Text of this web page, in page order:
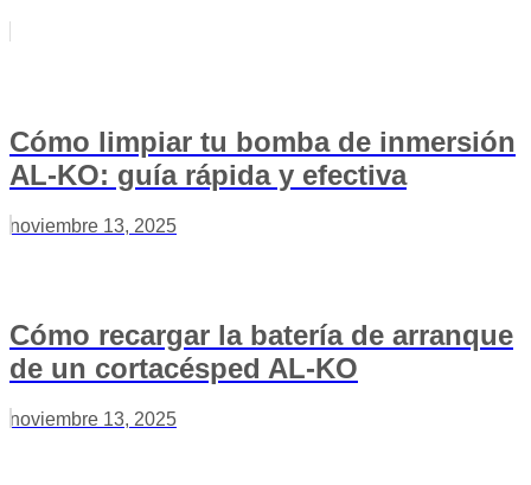
Cómo limpiar tu bomba de inmersión
AL-KO: guía rápida y efectiva
noviembre 13, 2025
Cómo recargar la batería de arranque
de un cortacésped AL-KO
noviembre 13, 2025